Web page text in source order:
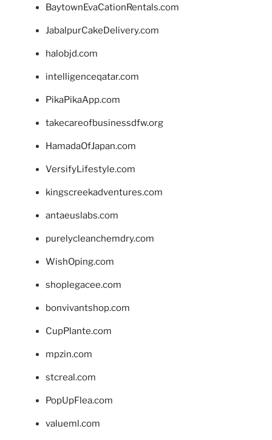
BaytownEvaCationRentals.com
JabalpurCakeDelivery.com
halobjd.com
intelligenceqatar.com
PikaPikaApp.com
takecareofbusinessdfw.org
HamadaOfJapan.com
VersifyLifestyle.com
kingscreekadventures.com
antaeuslabs.com
purelycleanchemdry.com
WishOping.com
shoplegacee.com
bonvivantshop.com
CupPlante.com
mpzin.com
stcreal.com
PopUpFlea.com
valueml.com